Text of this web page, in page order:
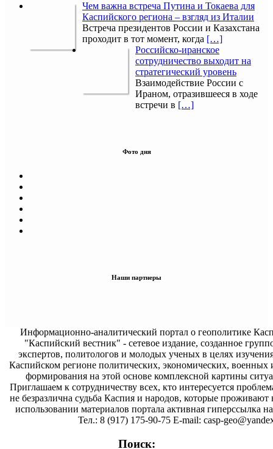
Чем важна встреча Путина и Токаева для
Каспийского региона – взгляд из Италии
Встреча президентов России и Казахстана
проходит в тот момент, когда […]
Российско-иранское
сотрудничество выходит на
стратегический уровень
Взаимодействие России с
Ираном, отразившееся в ходе
встречи в […]
Фото дня
Наши партнеры
Информационно-аналитический портал о геополитике
"Каспийский вестник" - сетевое издание, созданное
экспертов, политологов и молодых ученых в целях
Каспийском регионе политических, экономических, военных
формирования на этой основе комплексной картины
Приглашаем к сотрудничеству всех, кто интересуется
не безразлична судьба Каспия и народов, которые проживают
использовании материалов портала активная гиперссылка на
Тел.: 8 (917) 175-90-75 E-mail: casp-
Поиск: